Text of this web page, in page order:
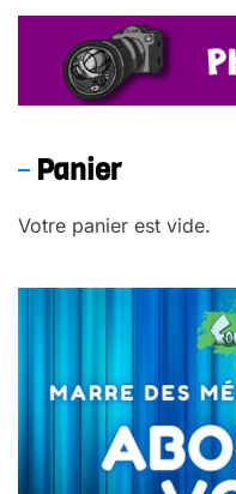
Panier
Votre panier est vide.